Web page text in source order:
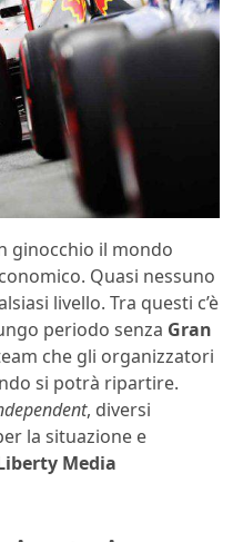
ginocchio il mondo
Quasi nessuno
livello. Tra questi c’è
periodo senza Gran
che gli organizzatori
si potrà ripartire.
, diversi
la situazione e
Media